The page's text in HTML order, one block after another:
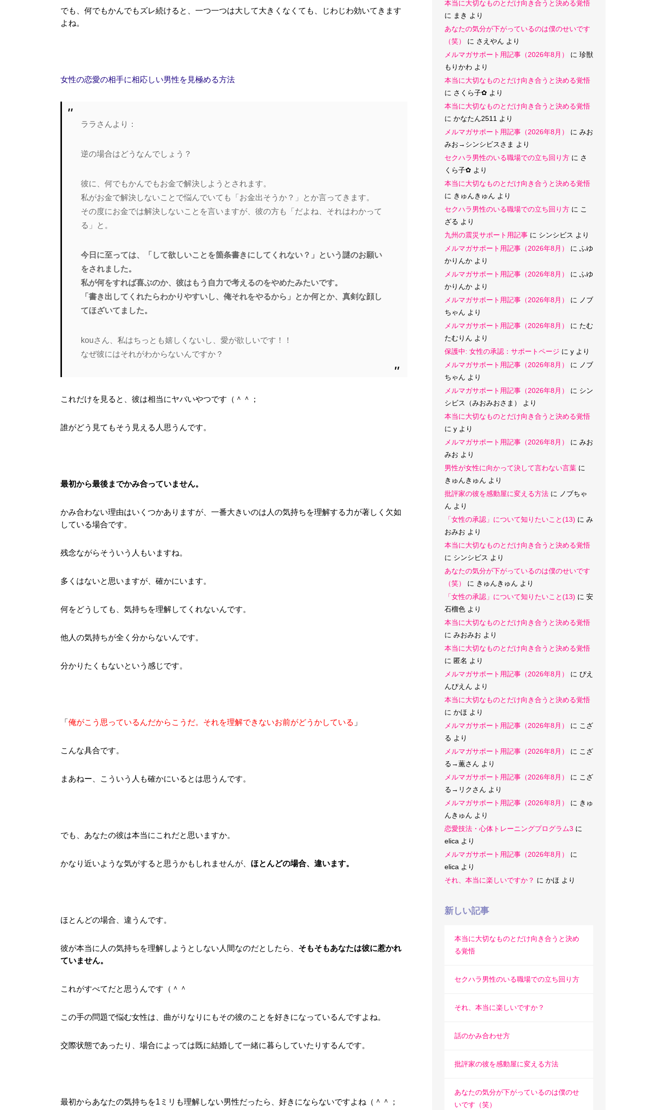
でも、何でもかんでもズレ続けると、一つ一つは大して大きくなくても、じわじわ効いてきます
よね。
女性の恋愛の相手に相応しい男性を見極める方法
ララさんより：
逆の場合はどうなんでしょう？
彼に、何でもかんでもお金で解決しようとされます。
私がお金で解決しないことで悩んでいても「お金出そうか？」とか言ってきます。
その度にお金では解決しないことを言いますが、彼の方も「だよね、それはわかって
る」と。
今日に至っては、「して欲しいことを箇条書きにしてくれない？」という謎のお願い
をされました。
私が何をすれば喜ぶのか、彼はもう自力で考えるのをやめたみたいです。
「書き出してくれたらわかりやすいし、俺それをやるから」とか何とか、真剣な顔し
てほざいてました。
kouさん、私はちっとも嬉しくないし、愛が欲しいです！！
なぜ彼にはそれがわからないんですか？
これだけを見ると、彼は相当にヤバいやつです（＾＾；
誰がどう見てもそう見える人思うんです。
最初から最後までかみ合っていません。
かみ合わない理由はいくつかありますが、一番大きいのは人の気持ちを理解する力が著しく欠如
している場合です。
残念ながらそういう人もいますね。
多くはないと思いますが、確かにいます。
何をどうしても、気持ちを理解してくれないんです。
他人の気持ちが全く分からないんです。
分かりたくもないという感じです。
「 俺がこう思っているんだからこうだ。それを理解できないお前がどうかしている 」
こんな具合です。
まあねー、こういう人も確かにいるとは思うんです。
でも、あなたの彼は本当にこれだと思いますか。
かなり近いような気がすると思うかもしれませんが、 ほとんどの場合、違います。
ほとんどの場合、違うんです。
彼が本当に人の気持ちを理解しようとしない人間なのだとしたら、 そもそもあなたは彼に惹かれ
ていません。
これがすべてだと思うんです（＾＾
この手の問題で悩む女性は、曲がりなりにもその彼のことを好きになっているんですよね。
交際状態であったり、場合によっては既に結婚して一緒に暮らしていたりするんです。
最初からあなたの気持ちを1ミリも理解しない男性だったら、好きにならないですよね（＾＾；
本当に大切なものとだけ向き合うと決める覚悟
に まき より
あなたの気分が下がっているのは僕のせいです
（笑）
に さえやん より
メルマガサポート用記事（2026年8月）
に 珍獣
もりかわ より
本当に大切なものとだけ向き合うと決める覚悟
に さくら子‪✿ より
本当に大切なものとだけ向き合うと決める覚悟
に かなたん2511 より
メルマガサポート用記事（2026年8月）
に みお
みお→シンシビスさま より
セクハラ男性のいる職場での立ち回り方 に さ
くら子‪✿ より
本当に大切なものとだけ向き合うと決める覚悟
に きゅんきゅん より
セクハラ男性のいる職場での立ち回り方 に こ
ざる より
九州の震災サポート用記事 に シンシビス より
メルマガサポート用記事（2026年8月）
に ふゆ
かりんか より
メルマガサポート用記事（2026年8月）
に ふゆ
かりんか より
メルマガサポート用記事（2026年8月）
に
ノブ
ちゃん より
メルマガサポート用記事（2026年8月）
に たむ
たむりん より
保護中: 女性の承認：サポートページ に y より
メルマガサポート用記事（2026年8月）
に
ノブ
ちゃん より
メルマガサポート用記事（2026年8月）
に シン
シビス（みおみおさま）
より
本当に大切なものとだけ向き合うと決める覚悟
に y より
メルマガサポート用記事（2026年8月）
に みお
みお より
男性が女性に向かって決して言わない言葉 に
きゅんきゅん より
批評家の彼を感動屋に変える方法 に
ノブちゃ
ん より
「女性の承認」について知りたいこと(13) に み
おみお より
本当に大切なものとだけ向き合うと決める覚悟
に シンシビス より
あなたの気分が下がっているのは僕のせいです
（笑）
に きゅんきゅん より
「女性の承認」について知りたいこと(13) に 安
石榴色 より
本当に大切なものとだけ向き合うと決める覚悟
に みおみお より
本当に大切なものとだけ向き合うと決める覚悟
に 匿名 より
メルマガサポート用記事（2026年8月）
に ぴえ
んぴえん より
本当に大切なものとだけ向き合うと決める覚悟
に かほ より
メルマガサポート用記事（2026年8月）
に こざ
る より
メルマガサポート用記事（2026年8月）
に こざ
る→薫さん より
メルマガサポート用記事（2026年8月）
に こざ
る→リクさん より
メルマガサポート用記事（2026年8月）
に きゅ
んきゅん より
恋愛技法・心体トレーニングプログラム3 に
elica より
メルマガサポート用記事（2026年8月）
に
elica より
それ、本当に楽しいですか？ に かほ より
新しい記事
本当に大切なものとだけ向き合うと決め
る覚悟
セクハラ男性のいる職場での立ち回り方
それ、本当に楽しいですか？
話のかみ合わせ方
批評家の彼を感動屋に変える方法
あなたの気分が下がっているのは僕のせ
いです（笑）